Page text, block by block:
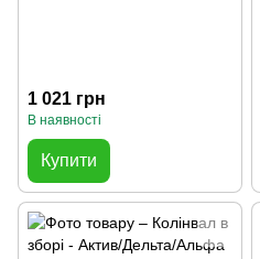
1 021 грн
В наявності
Купити